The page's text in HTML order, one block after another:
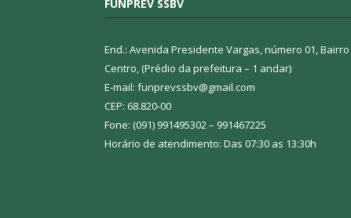
FUNPREV SSBV
End.: Avenida Presidente Vargas, número 01, Bairro
Centro, (Prédio da prefeitura – 1 andar)
E-mail: funprevssbv@gmail.com
CEP: 68.820-00
Fone: (091) 991495302 – 991467225
Horário de atendimento: Das 07:30 as 13:30h